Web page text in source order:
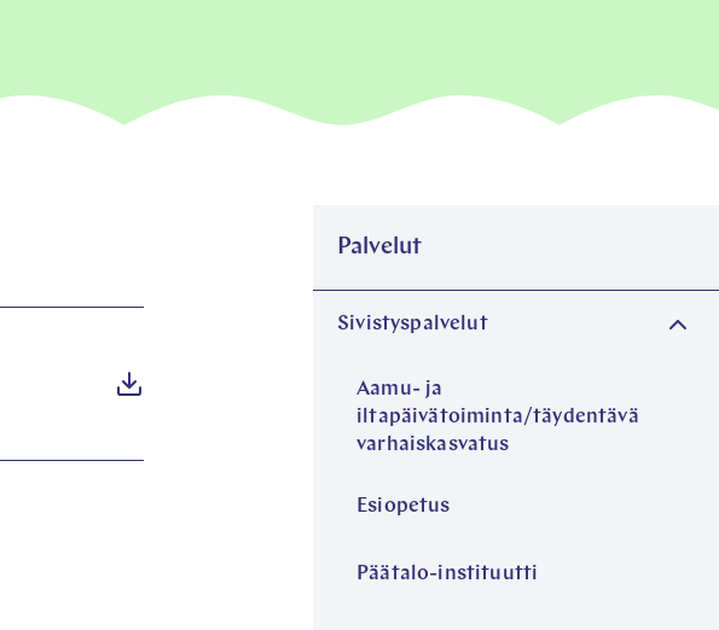
Palvelut
Sivistyspalvelut
Aamu- ja
iltapäivätoiminta/täydentävä
varhaiskasvatus
Esiopetus
Päätalo-instituutti